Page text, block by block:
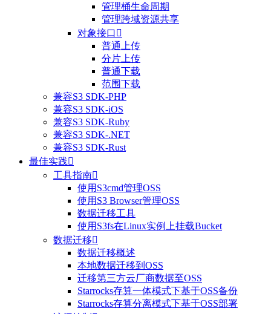
管理桶生命周期
管理跨域资源共享
对象接口 
普通上传
分片上传
普通下载
范围下载
兼容S3 SDK-PHP
兼容S3 SDK-iOS
兼容S3 SDK-Ruby
兼容S3 SDK-.NET
兼容S3 SDK-Rust
最佳实践
工具指南
使用S3cmd管理OSS
使用S3 Browser管理OSS
数据迁移工具
使用S3fs在Linux实例上挂载Bucket
数据迁移
数据迁移概述
本地数据迁移到OSS
迁移第三方云厂商数据至OSS
Starrocks存算一体模式下基于OSS备份
Starrocks存算分离模式下基于OSS部署